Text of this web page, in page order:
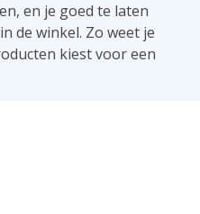
en je goed te laten
de winkel. Zo weet je
kiest voor een